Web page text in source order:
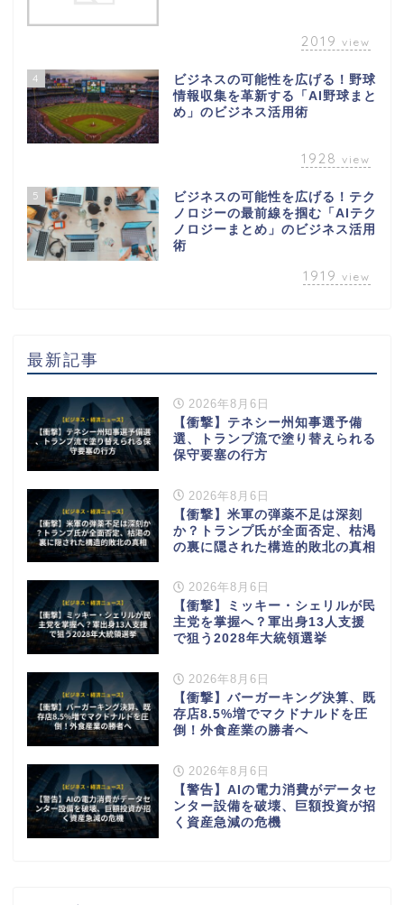
2019 view
4
ビジネスの可能性を広げる！野球
情報収集を革新する「AI野球まと
め」のビジネス活用術
1928 view
5
ビジネスの可能性を広げる！テク
ノロジーの最前線を掴む「AIテク
ノロジーまとめ」のビジネス活用
術
1919 view
最新記事
2026年8月6日
【衝撃】テネシー州知事選予備
選、トランプ流で塗り替えられる
保守要塞の行方
2026年8月6日
【衝撃】米軍の弾薬不足は深刻
か？トランプ氏が全面否定、枯渇
の裏に隠された構造的敗北の真相
2026年8月6日
【衝撃】ミッキー・シェリルが民
主党を掌握へ？軍出身13人支援
で狙う2028年大統領選挙
2026年8月6日
【衝撃】バーガーキング決算、既
存店8.5%増でマクドナルドを圧
倒！外食産業の勝者へ
2026年8月6日
【警告】AIの電力消費がデータセ
ンター設備を破壊、巨額投資が招
く資産急減の危機